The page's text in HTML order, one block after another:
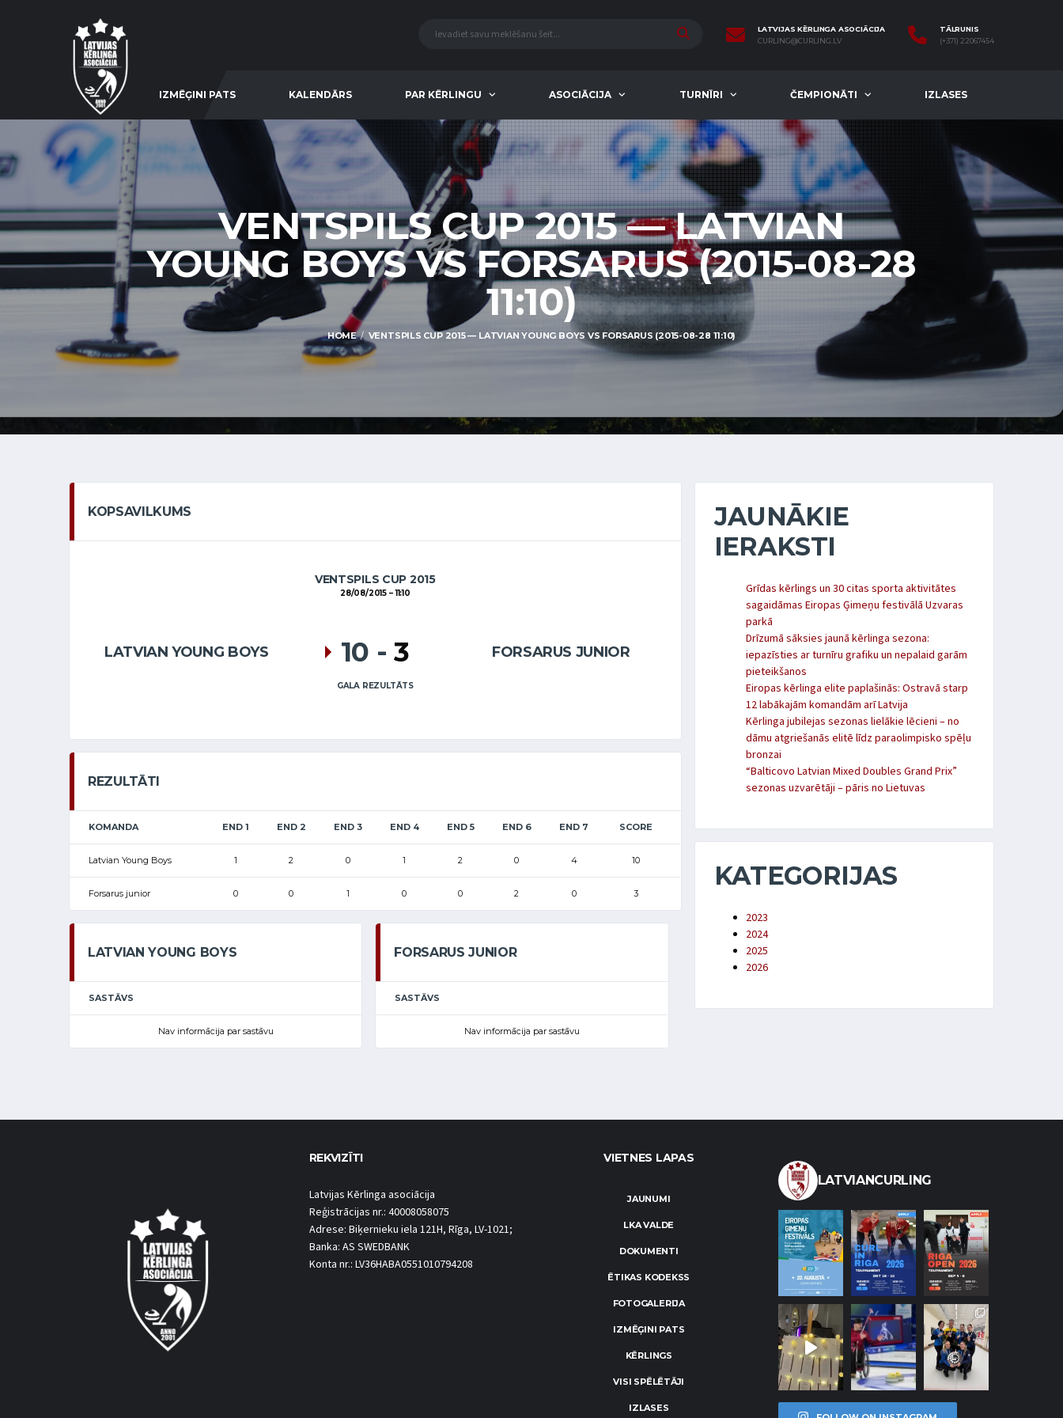
LATVIJAS KĒRLINGA ASOCIĀCIJA
CURLING@CURLING.LV
TĀLRUNIS
(+371) 22067454
IZMĒĢINI PATS KALENDĀRS PAR KĒRLINGU ASOCIĀCIJA TURNĪRI ČEMPIONĀTI IZLASES
VENTSPILS CUP 2015 — LATVIAN
YOUNG BOYS VS FORSARUS (2015-08-28
11:10)
HOME VENTSPILS CUP 2015 — LATVIAN YOUNG BOYS VS FORSARUS (2015-08-28 11:10)
KOPSAVILKUMS
VENTSPILS CUP 2015
28/08/2015 11:10
LATVIAN YOUNG BOYS FORSARUS JUNIOR
10 - 3
GALA REZULTĀTS
REZULTĀTI
KOMANDA END 1 END 2 END 3 END 4 END 5 END 6 END 7 SCORE
Latvian Young Boys 1 2 0 1 2 0 4 10
Forsarus junior 0 0 1 0 0 2 0 3
LATVIAN YOUNG BOYS
SASTĀVS
Nav informācija par sastāvu
FORSARUS JUNIOR
SASTĀVS
Nav informācija par sastāvu
JAUNĀKIE
IERAKSTI
Grīdas kērlings un 30 citas sporta aktivitātes
sagaidāmas Eiropas Ģimeņu festivālā Uzvaras
parkā
Drīzumā sāksies jaunā kērlinga sezona:
iepazīsties ar turnīru grafiku un nepalaid garām
pieteikšanos
Eiropas kērlinga elite paplašinās: Ostravā starp
12 labākajām komandām arī Latvija
Kērlinga jubilejas sezonas lielākie lēcieni – no
dāmu atgriešanās elitē līdz paraolimpisko spēļu
bronzai
“Balticovo Latvian Mixed Doubles Grand Prix”
sezonas uzvarētāji – pāris no Lietuvas
KATEGORIJAS
2023
2024
2025
2026
REKVIZĪTI
Latvijas Kērlinga asociācija
Reģistrācijas nr.: 40008058075
Adrese: Biķernieku iela 121H, Rīga, LV-1021;
Banka: AS SWEDBANK
Konta nr.: LV36HABA0551010794208
VIETNES LAPAS
JAUNUMI
LKA VALDE
DOKUMENTI
ĒTIKAS KODEKSS
FOTOGALERIJA
IZMĒĢINI PATS
KĒRLINGS
VISI SPĒLĒTĀJI
IZLASES
LATVIANCURLING